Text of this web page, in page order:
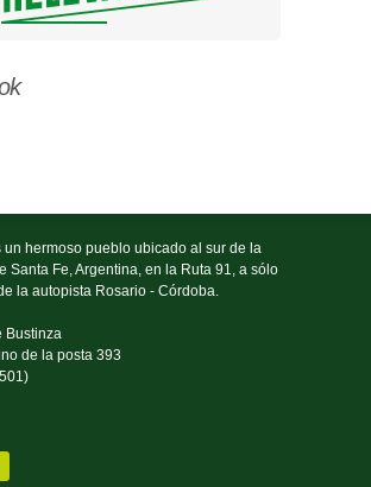
un hermoso pueblo ubicado al sur de la
Santa Fe, Argentina, en la Ruta 91, a sólo
la autopista Rosario - Córdoba.
Bustinza
de la posta 393